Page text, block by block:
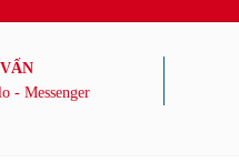
- Messenger